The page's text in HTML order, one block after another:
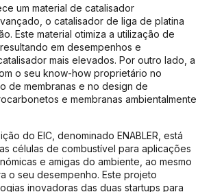
um material de catalisador
o catalisador de liga de platina
Este material otimiza a utilização de
em desempenhos e
mais elevados. Por outro lado, a
o seu know-how proprietário no
de membranas e no design de
e membranas ambientalmente
do EIC, denominado ENABLER, está
células de combustível para aplicações
e amigas do ambiente, ao mesmo
o seu desempenho. Este projeto
inovadoras das duas startups para